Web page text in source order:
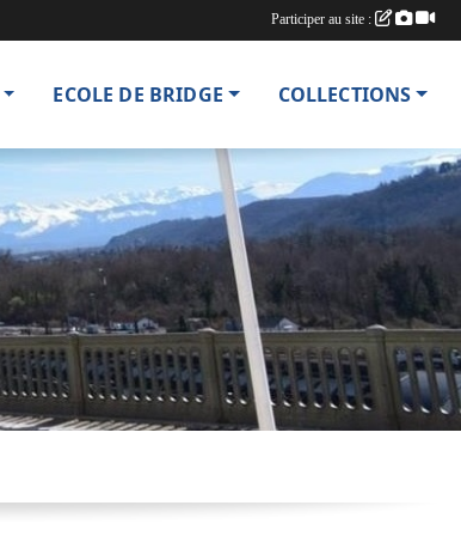
ECOLE DE BRIDGE COLLECTIONS
Participer au site :